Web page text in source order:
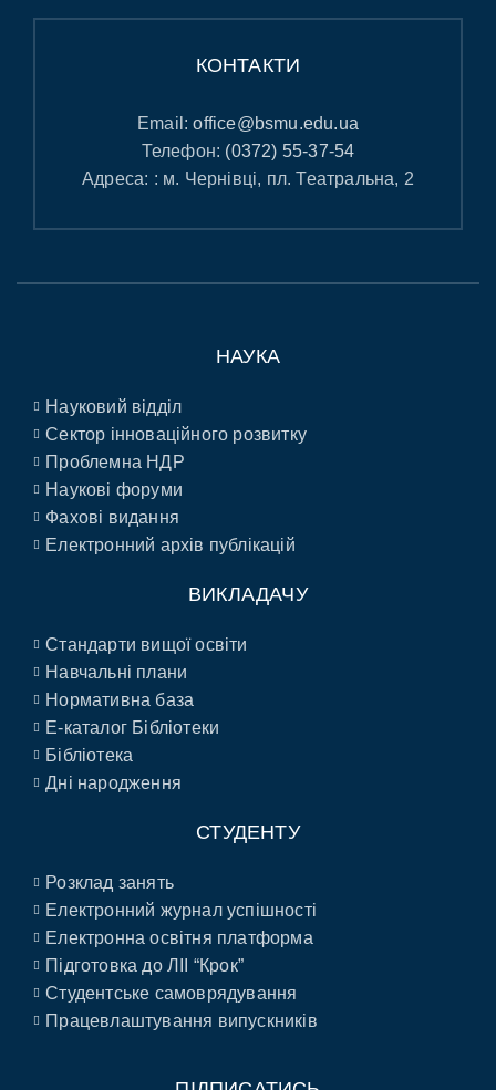
КОНТАКТИ
Email:office@bsmu.edu.ua
Телефон: (0372) 55-37-54
Адреса: : м. Чернівці, пл. Театральна, 2
НАУКА
Науковий відділ
Сектор інноваційного розвитку
Проблемна НДР
Наукові форуми
Фахові видання
Електронний архів публікацій
ВИКЛАДАЧУ
Стандарти вищої освіти
Навчальні плани
Нормативна база
E-каталог Бібліотеки
Бібліотека
Дні народження
СТУДЕНТУ
Розклад занять
Електронний журнал успішності
Електронна освітня платформа
Підготовка до ЛІІ “Крок”
Студентське самоврядування
Працевлаштування випускників